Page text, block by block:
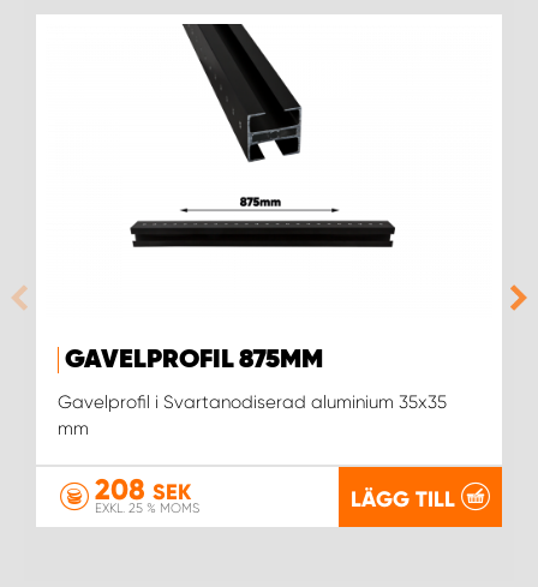
GAVELPROFIL 875MM
Gavelprofil i Svartanodiserad aluminium 35x35
mm
208 SEK
EXKL. 25 % MOMS LÄGG TILL
WORK SYSTEM VÄXJÖ
WORK SYSTEM ÖREBRO
WORK SYSTEM ÖSTERSUND